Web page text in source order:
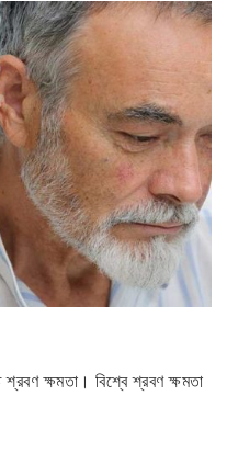
ক্ষমতা। বিশ্বে শ্রবণ ক্ষমতা